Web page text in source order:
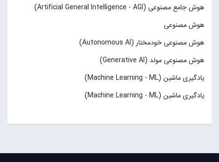
هوش جامع مصنوعی (Artificial General Intelligence - AGI)
هوش مصنوعی
هوش مصنوعی خودمختار (Autonomous AI)
هوش مصنوعی مولد (Generative AI)
یادگیری ماشین (Machine Learning - ML)
یادگیری ماشین (Machine Learning - ML)